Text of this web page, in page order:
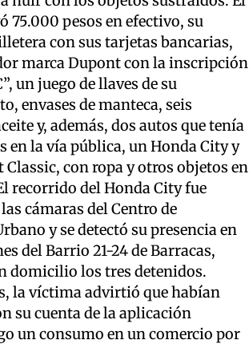
75.000 pesos en efectivo, su
con sus tarjetas bancarias,
marca Dupont con la inscripción
un juego de llaves de su
envases de manteca, seis
y, además, dos autos que tenía
en la vía pública, un Honda City y
Classic, con ropa y otros objetos en
recorrido del Honda City fue
cámaras del Centro de
y se detectó su presencia en
del Barrio 21-24 de Barracas,
domicilio los tres detenidos.
la víctima advirtió que habían
su cuenta de la aplicación
un consumo en un comercio por